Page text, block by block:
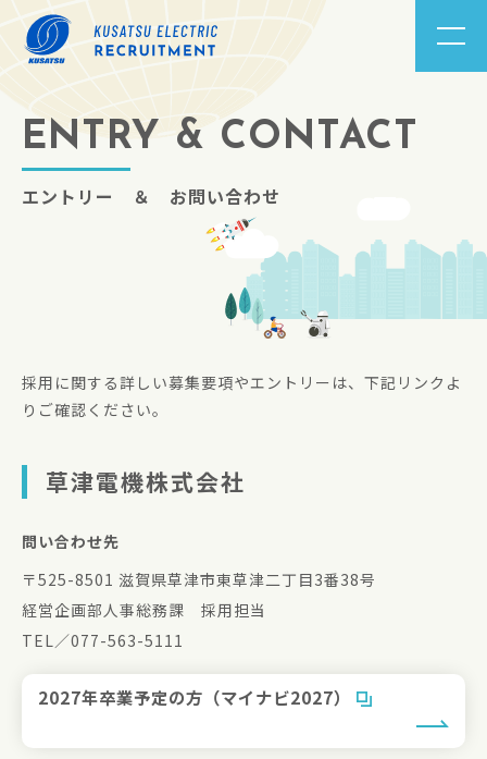
ENTRY & CONTACT
エントリー ＆ お問い合わせ
採用に関する詳しい募集要項やエントリーは、下記リンクよ
りご確認ください。
草津電機株式会社
問い合わせ先
〒525-8501 滋賀県草津市東草津二丁目3番38号
経営企画部人事総務課 採用担当
TEL／077-563-5111
2027年卒業予定の方（マイナビ2027）